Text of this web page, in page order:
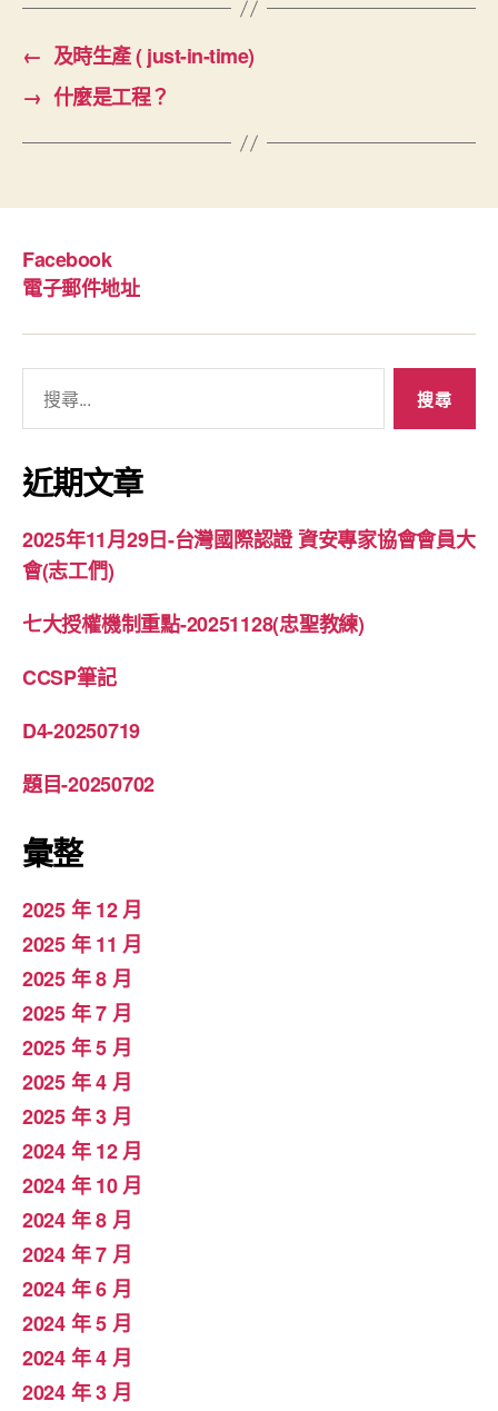
← 及時生產 ( just-in-time)
→ 什麼是工程？
Facebook
電子郵件地址
鍵
字:
近期文章
2025年11月29日-台灣國際認證 資安專家協會會員大
會(志工們)
七大授權機制重點-20251128(忠聖教練)
CCSP筆記
D4-20250719
題目-20250702
彙整
2025 年 12 月
2025 年 11 月
2025 年 8 月
2025 年 7 月
2025 年 5 月
2025 年 4 月
2025 年 3 月
2024 年 12 月
2024 年 10 月
2024 年 8 月
2024 年 7 月
2024 年 6 月
2024 年 5 月
2024 年 4 月
2024 年 3 月